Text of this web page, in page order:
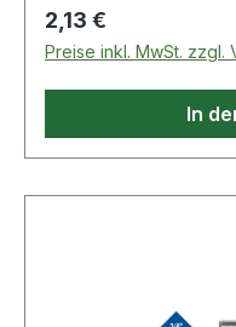
Regulärer Preis:
2,13 €
Preise inkl. MwSt. zzgl.
In